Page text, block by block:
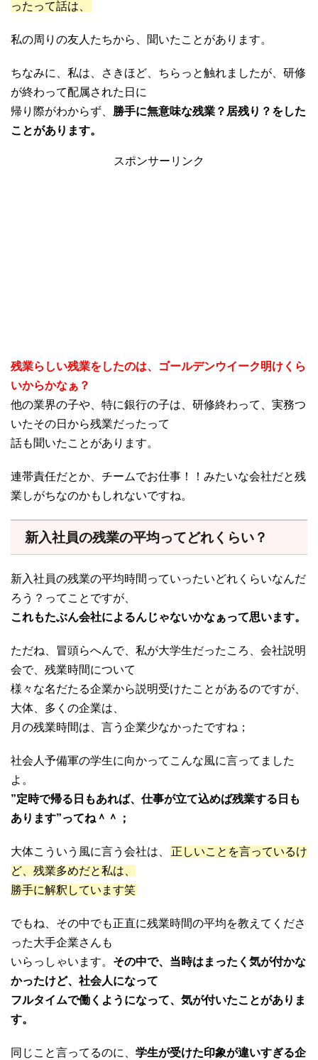
ったって話は、
私の周りの友人たちから、聞いたことがあります。
ちなみに、私は、さきほど、ちらっと触れましたが、研修
が終わって配属された日に
帰り際がわからず、 勝手に無意味な残業？居残り？をした
ことがあります。
スポンサーリンク
残業らしい残業をしたのは、ゴールデンウイーク明けくら
いからかなぁ？
他の業界の子や、特に銀行の子は、研修終わって、実務つ
いたその日から残業だったって
話も聞いたことがあります。
連帯責任だとか、チームでお仕事！！みたいな会社だと残
業しがちなのかもしれないですね。
新入社員の残業の平均ってどれくらい？
新入社員の残業の平均時間っていったいどれくらいなんだ
ろう？ってことですが、
これもたぶん会社によるんじゃないかなぁって思います。
ただね、冒頭らへんで、私が大学生だったころ、会社説明
会で、残業時間について
様々な名だたる企業から説明受けたことがあるのですが、
大体、多くの企業は、
月の残業時間は、言う企業少なかったですね；
社会人予備軍の学生に向かってこんな風に言ってました
よ。
”定時で帰る日もあれば、仕事が立て込めば残業する日も
あります”ってね＾＾；
大体こういう風に言う会社は、
正しいことを言っているけ
ど、残業多めだと私は、
勝手に解釈しています笑
でもね、その中でも正直に残業時間の平均を教えてくださ
った大手企業さんも
いらっしゃいます。 その中で、当時はまったく気が付かな
かったけど、社会人になって
フルタイムで働くようになって、気が付いたことがありま
す。
同じこと言ってるのに、 学生が受けた印象が違いすぎる企